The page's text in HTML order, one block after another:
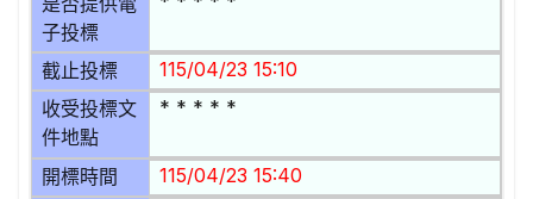
子投標
截止投標 115/04/23 15:10
收受投標文
件地點
* * * * *
開標時間 115/04/23 15:40